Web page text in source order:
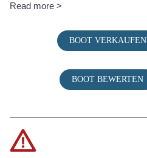
Read more >
BOOT VERKAUFEN
BOOT BEWERTEN